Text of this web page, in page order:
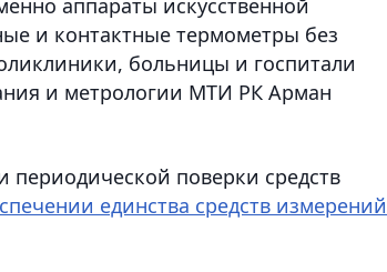
и контактные термометры без
больницы и госпитали
и метрологии МТИ РК Арман
поверки средств
единства средств измерений